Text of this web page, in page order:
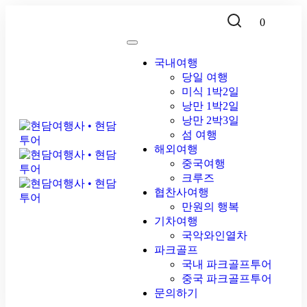
0
국내여행
당일 여행
미식 1박2일
낭만 1박2일
낭만 2박3일
섬 여행
해외여행
중국여행
크루즈
협찬사여행
만원의 행복
기차여행
국악와인열차
파크골프
국내 파크골프투어
중국 파크골프투어
문의하기